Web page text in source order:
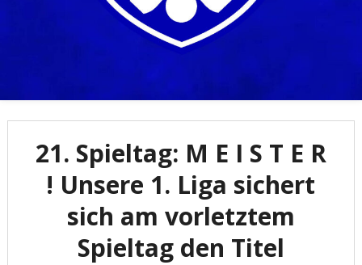
Kegelclub Mühlhausen
e.V.
21. Spieltag: M E I S T E R
! Unsere 1. Liga sichert
sich am vorletztem
Spieltag den Titel